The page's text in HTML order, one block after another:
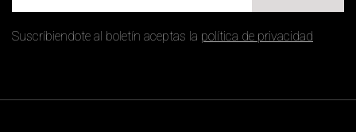
Suscríbiendote al boletín aceptas la política de privacidad